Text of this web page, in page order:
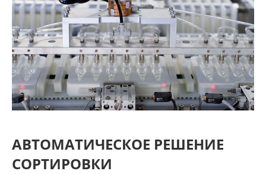
АВТОМАТИЧЕСКОЕ РЕШЕНИЕ
СОРТИРОВКИ